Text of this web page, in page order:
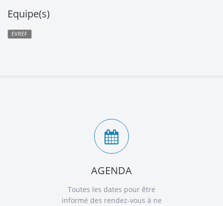
Equipe(s)
EVREF
AGENDA
Toutes les dates pour être
informé des rendez-vous à ne